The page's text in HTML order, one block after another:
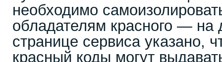
необходимо
обладателям красного —
странице сервиса указано,
красный коды могут